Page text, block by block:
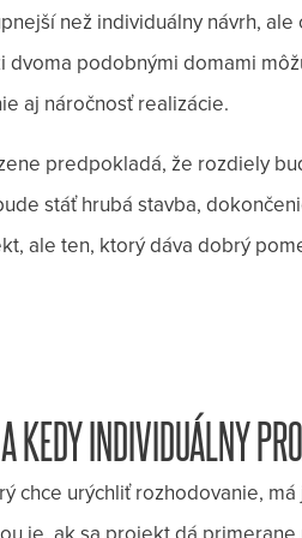
než individuálny návrh, ale
dvoma podobnými domami
aj náročnosť realizácie.
predpokladá, že rozdiely
stáť hrubá stavba,
ale ten, ktorý dáva dobrý
KEDY INDIVIDUÁLNY
chce urýchliť rozhodovanie,